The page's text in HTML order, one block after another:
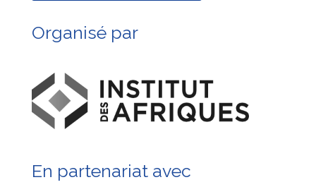
Organisé par
En partenariat avec